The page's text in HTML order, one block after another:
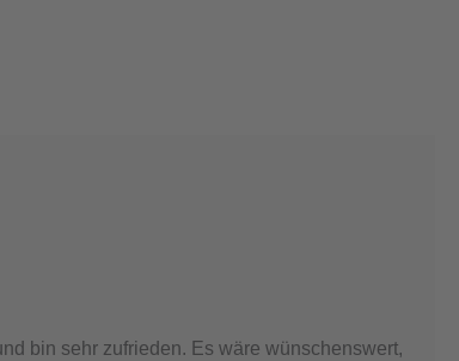
bin sehr zufrieden. Es wäre wünschenswert,